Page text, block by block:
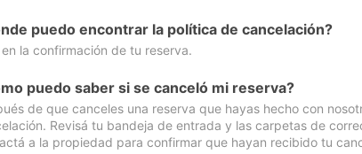
puedo encontrar la política de cancelación?
en la confirmación de tu reserva.
puedo saber si se canceló mi reserva?
de que canceles una reserva que hayas hecho con
Revisá tu bandeja de entrada y las carpetas de
a la propiedad para confirmar que hayan recibido tu